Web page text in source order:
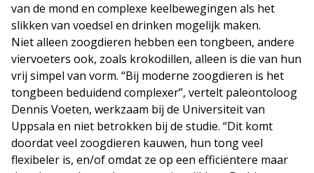
van de mond en complexe keelbewegingen als het
slikken van voedsel en drinken mogelijk maken.
Niet alleen zoogdieren hebben een tongbeen, andere
viervoeters ook, zoals krokodillen, alleen is die van hun
vrij simpel van vorm. “Bij moderne zoogdieren is het
tongbeen beduidend complexer”, vertelt paleontoloog
Dennis Voeten, werkzaam bij de Universiteit van
Uppsala en niet betrokken bij de studie. “Dit komt
doordat veel zoogdieren kauwen, hun tong veel
flexibeler is, en/of omdat ze op een efficiëntere maar